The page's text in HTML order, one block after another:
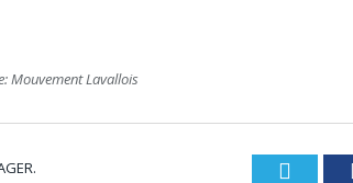
Mouvement Lavallois